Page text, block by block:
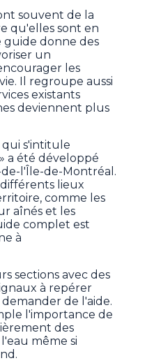
souvent de la
qu'elles sont en
guide donne des
un
les
Il regroupe aussi
existants
deviennent plus
qui s'intitule
a été développé
de-l'Île-de-Montréal.
lieux
comme les
aînés et les
complet est
à
sections avec des
à repérer
de l'aide.
l'importance de
des
même si